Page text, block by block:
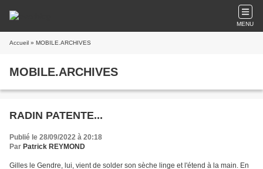
MENU
Accueil » MOBILE.ARCHIVES
MOBILE.ARCHIVES
RADIN PATENTE...
Publié le 28/09/2022 à 20:18
Par Patrick REYMOND
Gilles le Gendre, lui, vient de solder son sèche linge et l'étend à la main. En